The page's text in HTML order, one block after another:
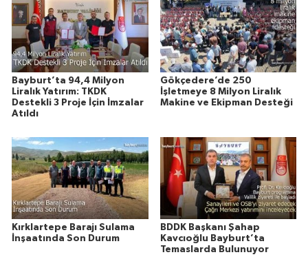
Bayburt’ta 94,4 Milyon
Liralık Yatırım: TKDK
Destekli 3 Proje İçin İmzalar
Atıldı
Gökçedere’de 250
İşletmeye 8 Milyon Liralık
Makine ve Ekipman Desteği
Kırklartepe Barajı Sulama
İnşaatında Son Durum
BDDK Başkanı Şahap
Kavcıoğlu Bayburt’ta
Temaslarda Bulunuyor